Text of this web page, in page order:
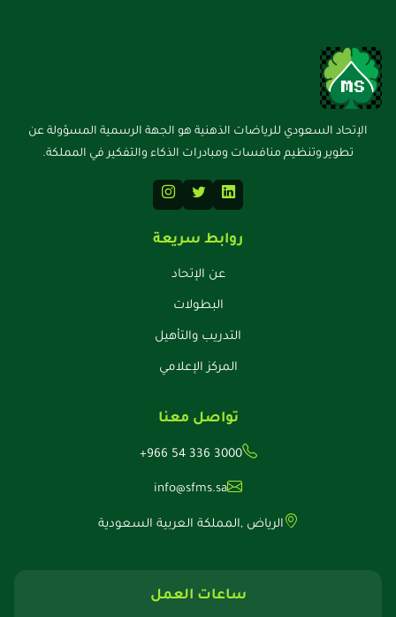
الإتحاد السعودي للرياضات الذهنية هو الجهة الرسمية المسؤولة عن
تطوير وتنظيم منافسات ومبادرات الذكاء والتفكير في المملكة.
روابط سريعة
عن الإتحاد
البطولات
التدريب والتأهيل
المركز الإعلامي
تواصل معنا
+966 54 336 3000
info@sfms.sa
الرياض ,المملكة العربية السعودية
ساعات العمل